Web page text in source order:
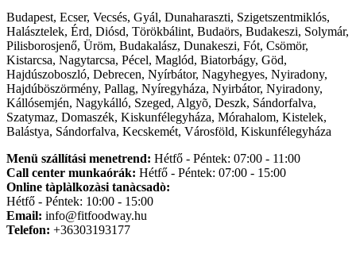
Budapest, Ecser, Vecsés, Gyál, Dunaharaszti, Szigetszentmiklós,
Halásztelek, Érd, Diósd, Törökbálint, Budaörs, Budakeszi, Solymár,
Pilisborosjenő, Üröm, Budakalász, Dunakeszi, Fót, Csömör,
Kistarcsa, Nagytarcsa, Pécel, Maglód, Biatorbágy, Göd,
Hajdúszoboszló, Debrecen, Nyírbátor, Nagyhegyes, Nyiradony,
Hajdúböszörmény, Pallag, Nyíregyháza, Nyirbátor, Nyiradony,
Kállósemjén, Nagykálló, Szeged, Algyõ, Deszk, Sándorfalva,
Szatymaz, Domaszék, Kiskunfélegyháza, Mórahalom, Kistelek,
Balástya, Sándorfalva, Kecskemét, Városföld, Kiskunfélegyháza
Menü szállítási menetrend: Hétfő - Péntek: 07:00 - 11:00
Call center munkaórák: Hétfő - Péntek: 07:00 - 15:00
Online tàplàlkozàsi tanàcsadò:
Hétfő - Péntek: 10:00 - 15:00
Email: info@fitfoodway.hu
Telefon: +36303193177